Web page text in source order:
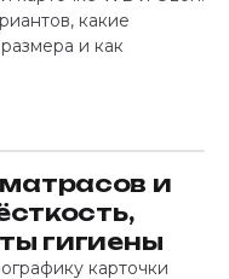
какие
и как
и
гигиены
карточки